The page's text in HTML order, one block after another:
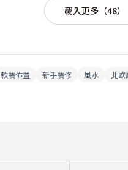
載入更多（48）
軟裝佈置 新手裝修 風水 北歐